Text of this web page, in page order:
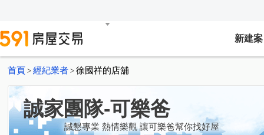
新建案
首頁 > 經紀業者 > 徐國祥的店舖
誠家團隊-可樂爸
誠懇專業 熱情樂觀 讓可樂爸幫你找好屋